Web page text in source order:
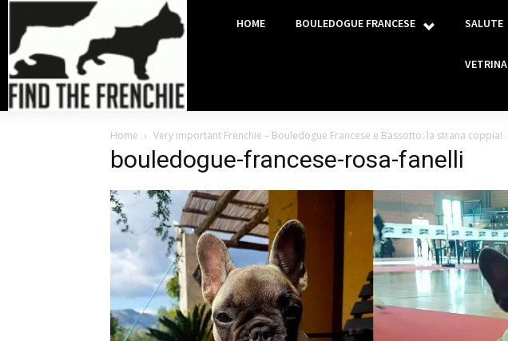
HOME BOULEDOGUE FRANCESE SALUTE
VETRINA
Home Very important Frenchie – Bouledogue Francese e Bassotto: la strana coppia!
bouledogue-francese-rosa-fanelli